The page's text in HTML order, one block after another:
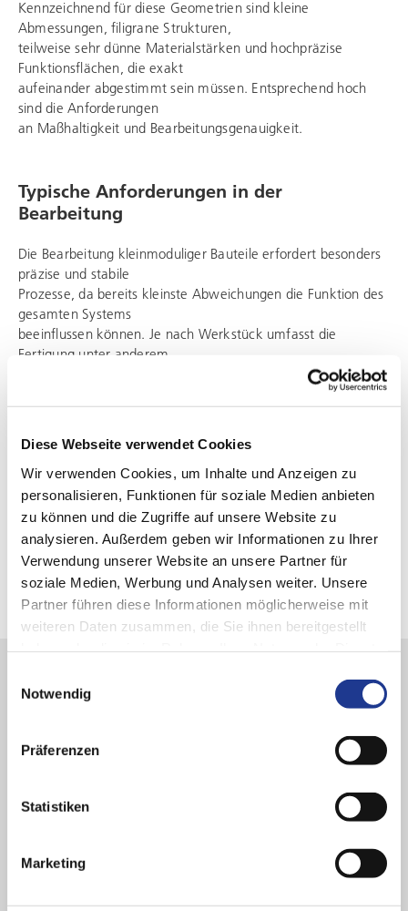
Diese Webseite verwendet Cookies
Wir verwenden Cookies, um Inhalte und Anzeigen zu
personalisieren, Funktionen für soziale Medien anbieten
zu können und die Zugriffe auf unsere Website zu
analysieren. Außerdem geben wir Informationen zu Ihrer
Verwendung unserer Website an unsere Partner für
soziale Medien, Werbung und Analysen weiter. Unsere
Partner führen diese Informationen möglicherweise mit
weiteren Daten zusammen, die Sie ihnen bereitgestellt
Notwendig
Präferenzen
Statistiken
Marketing
Kennzeichnend für diese Geometrien sind kleine
Abmessungen, filigrane Strukturen,
teilweise sehr dünne Materialstärken und hochpräzise
Funktionsflächen, die exakt
aufeinander abgestimmt sein müssen. Entsprechend hoch
sind die Anforderungen
an Maßhaltigkeit und Bearbeitungsgenauigkeit.
Typische Anforderungen in der
Bearbeitung
Die Bearbeitung kleinmoduliger Bauteile erfordert besonders
präzise und stabile
Prozesse, da bereits kleinste Abweichungen die Funktion des
gesamten Systems
beeinflussen können. Je nach Werkstück umfasst die
Fertigung unter anderem
filigrane Verzahnungen, Dreh-, Bohr- und Fräsoperationen
hierfür flexible Maschinenkonzepte, mit denen sich auch
komplexe kleinmodulige
Geometrien effizient und prozesssicher in wenigen
Aufspannungen herstellen lassen.
So entstehen die Voraussetzungen für eine konstant hohe
Bauteilqualität und eine
zuverlässige Reproduzierbarkeit in der Fertigung.